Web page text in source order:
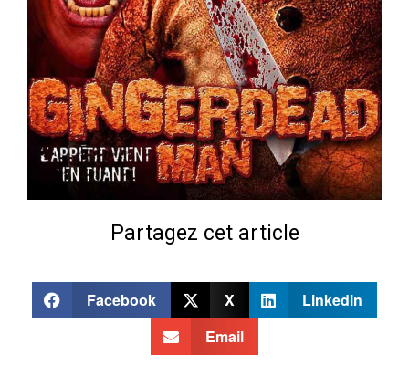
Partagez cet article
Facebook X
Linkedin
Email